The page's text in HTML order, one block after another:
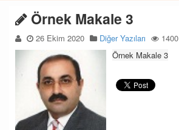
Örnek Makale 3
26 Ekim 2020 Diğer Yazıları 1400
Örnek Makale 3